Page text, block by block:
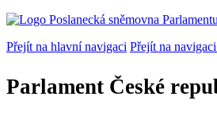
Přejít na hlavní navigaci Přejít na
Parlament České